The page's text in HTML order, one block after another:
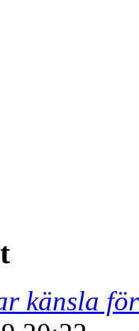
känsla